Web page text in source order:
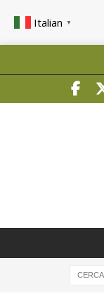
Italian ▼